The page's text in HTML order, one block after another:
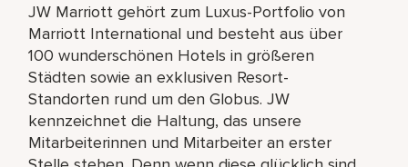
JW Marriott gehört zum Luxus-Portfolio von
Marriott International und besteht aus über
100 wunderschönen Hotels in größeren
Städten sowie an exklusiven Resort-
Standorten rund um den Globus. JW
kennzeichnet die Haltung, das unsere
Mitarbeiterinnen und Mitarbeiter an erster